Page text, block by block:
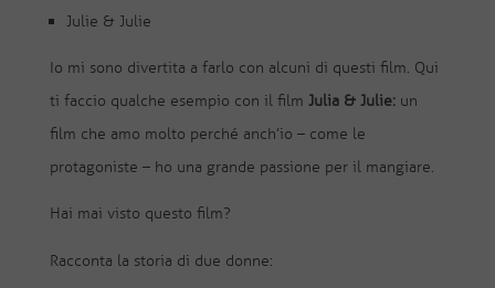
Julie & Julie
Io mi sono divertita a farlo con alcuni di questi film. Qui
ti faccio qualche esempio con il film Julia & Julie: un
film che amo molto perché anch’io – come le
protagoniste – ho una grande passione per il mangiare.
Hai mai visto questo film?
Racconta la storia di due donne: